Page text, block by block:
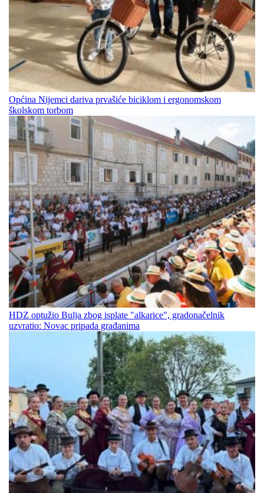
Općina Nijemci dariva prvašiće biciklom i ergonomskom
školskom torbom
HDZ optužio Bulja zbog isplate "alkarice", gradonačelnik
uzvratio: Novac pripada građanima